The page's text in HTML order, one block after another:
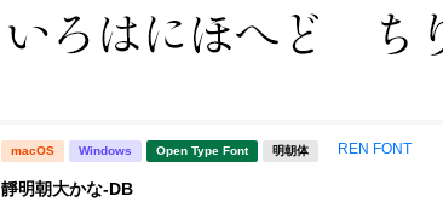
macOS Windows Open Type Font 明朝体 REN FONT
靜明朝大かな-DB